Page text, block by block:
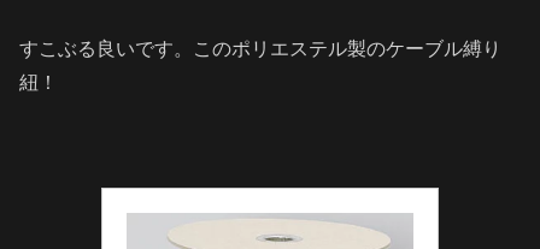
すこぶる良いです。このポリエステル製のケーブル縛り
紐！